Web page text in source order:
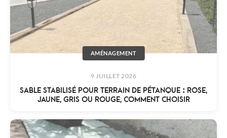
AMÉNAGEMENT
9 JUILLET 2026
SABLE STABILISÉ POUR TERRAIN DE PÉTANQUE : ROSE,
JAUNE, GRIS OU ROUGE, COMMENT CHOISIR